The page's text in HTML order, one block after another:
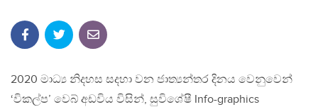
2020 මාධ්‍ය නිදහස සදහා වන ජාත්‍යන්තර දිනය වෙනුවෙන්
‘විකල්ප’ වෙබ් අඩවිය විසින්, සුවිශේෂී Info-graphics